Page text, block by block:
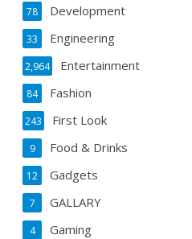
Development
78
Engineering
33
Entertainment
2,964
Fashion
84
First Look
243
Food & Drinks
9
Gadgets
12
GALLARY
7
Gaming
4